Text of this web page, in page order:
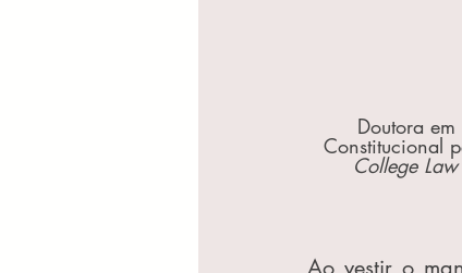
Doutora
Constitucional
College